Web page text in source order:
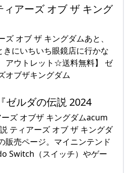
ィアーズ オブ ザ キング
オブ ザ キングダムあと、
にいちいち眼鏡店に行かな
アウトレット☆送料無料】 ゼ
オブザキングダム
ゼルダの伝説 2024
ズ オブザ キングダムacum
ティアーズ オブ ザ キングダ
販売ページ。マイニンテンド
Switch（スイッチ）やゲー